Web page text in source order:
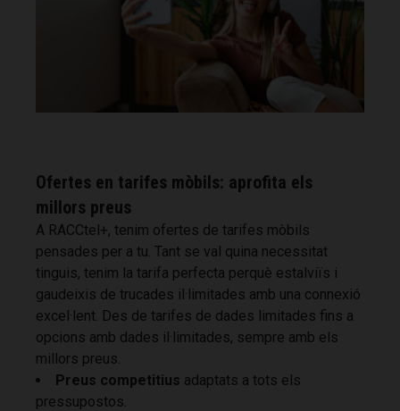
Ofertes en tarifes mòbils: aprofita els
millors preus
A RACCtel+, tenim ofertes de tarifes mòbils
pensades per a tu. Tant se val quina necessitat
tinguis, tenim la tarifa perfecta perquè estalviïs i
gaudeixis de trucades il·limitades amb una connexió
excel·lent. Des de tarifes de dades limitades fins a
opcions amb dades il·limitades, sempre amb els
millors preus.
Preus competitius adaptats a tots els
pressupostos.